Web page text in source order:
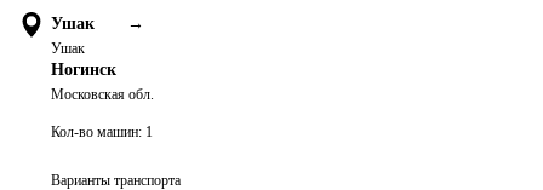
Ушак →
Ушак
Ногинск
Московская обл.
Кол-во машин: 1
Варианты транспорта